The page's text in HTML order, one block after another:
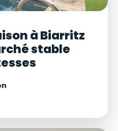
à Biarritz
stable